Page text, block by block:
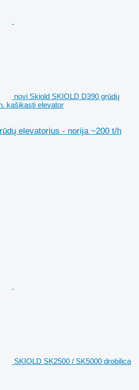
novi Skiold SKIOLD D390 grūdų
kašikasti elevator
elevatorius - norija ~200 t/h
SKIOLD SK2500 / SK5000 drobilica